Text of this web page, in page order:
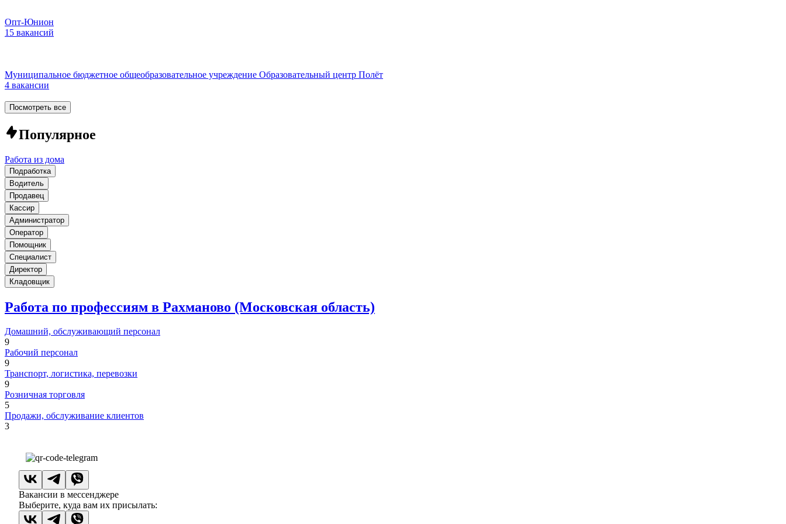
Опт-Юнион
15 вакансий
Муниципальное бюджетное общеобразовательное учреждение Образовательный центр Полёт
4 вакансии
Посмотреть все
Популярное
Работа из дома
Подработка
Водитель
Продавец
Кассир
Администратор
Оператор
Помощник
Специалист
Директор
Кладовщик
Работа по профессиям в Рахманово (Московская область)
Домашний, обслуживающий персонал
9
Рабочий персонал
9
Транспорт, логистика, перевозки
9
Розничная торговля
5
Продажи, обслуживание клиентов
3
Вакансии в мессенджере
Выберите, куда вам их присылать: